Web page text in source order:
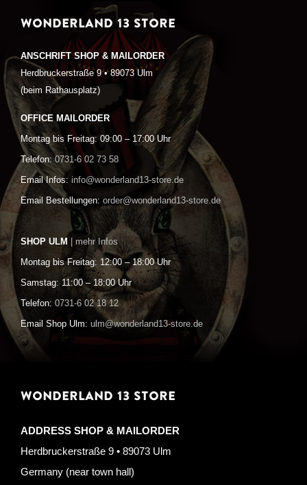
WONDERLAND 13 STORE
ANSCHRIFT SHOP & MAILORDER
Herdbruckerstraße 9 • 89073 Ulm
(beim Rathausplatz)
OFFICE MAILORDER
Montag bis Freitag: 09:00 – 17:00 Uhr
Telefon: 0731-6 02 73 58
Email Infos: info@wonderland13-store.de
Email Bestellungen: order@wonderland13-store.de
SHOP ULM | mehr Infos
Montag bis Freitag: 12:00 – 18:00 Uhr
Samstag: 11:00 – 18:00 Uhr
Telefon: 0731-6 02 18 12
Email Shop Ulm: ulm@wonderland13-store.de
WONDERLAND 13 STORE
ADDRESS SHOP & MAILORDER
Herdbruckerstraße 9 • 89073 Ulm
Germany (near town hall)